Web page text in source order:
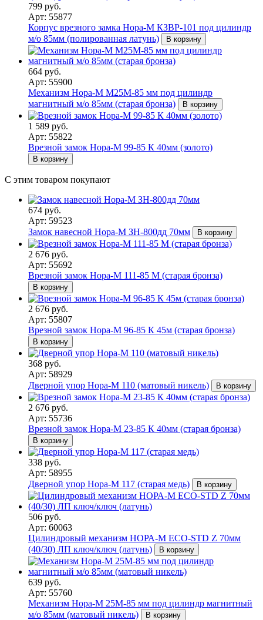
799 руб.
Арт: 55877
Корпус врезного замка Нора-М КЗВР-101 под цилиндр
м/о 85мм (полированная латунь)
В корзину
664 руб.
Арт: 55900
Механизм Нора-М М25М-85 мм под цилиндр
магнитный м/о 85мм (старая бронза)
В корзину
1 589 руб.
Арт: 55822
Врезной замок Нора-М 99-85 К 40мм (золото)
В корзину
С этим товаром покупают
674 руб.
Арт: 59523
Замок навесной Нора-М ЗН-800дд 70мм
В корзину
2 676 руб.
Арт: 55692
Врезной замок Нора-М 111-85 М (старая бронза)
В корзину
2 676 руб.
Арт: 55807
Врезной замок Нора-М 96-85 К 45м (старая бронза)
В корзину
368 руб.
Арт: 58929
Дверной упор Нора-М 110 (матовый никель)
В корзину
2 676 руб.
Арт: 55736
Врезной замок Нора-М 23-85 К 40мм (старая бронза)
В корзину
338 руб.
Арт: 58955
Дверной упор Нора-М 117 (старая медь)
В корзину
506 руб.
Арт: 60063
Цилиндровый механизм НОРА-М ЕСО-STD Z 70мм
(40/30) ЛП ключ/ключ (латунь)
В корзину
639 руб.
Арт: 55760
Механизм Нора-М 25М-85 мм под цилиндр магнитный
м/о 85мм (матовый никель)
В корзину